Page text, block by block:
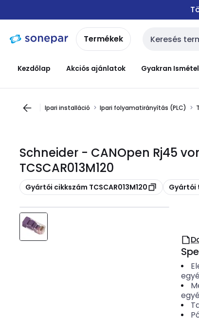
navigációhoztartalomra
Termékek Keresési
Kezdőlap Akciós ajánlatok Gyakran
Ipari installáció Ipari folyamatirányítás (PLC)
Schneider - CANOpen Rj45
TCSCAR013M120
Másolás
Gyártói cikkszám TCSCAR013M120 Másolás
Gyártói